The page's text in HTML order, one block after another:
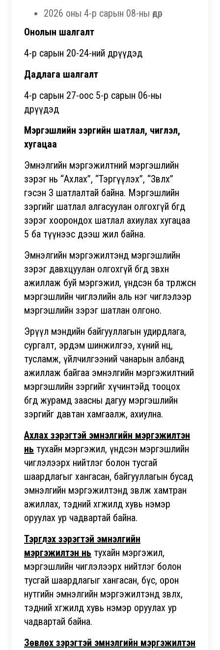
2026 оны 4-р сарын 08-ны өдөр
Онолын шалгалт
4-р сарын 20-24-ний өдрүүдэд
Дадлага шалгалт
4-р сарын 27-оос 5-р сарын 06-ны
өдрүүдэд
Мэргэшлийн зэргийн шатлал, чиглэл,
хугацаа
Эмнэлгийн мэргэжилтний мэргэшлийн
зэрэг нь “Ахлах”, “Тэргүүлэх”, “Зөвлөх”
гэсэн 3 шатлалтай байна. Мэргэшлийн
зэргийг шатлал алгасуулан олгохгүй бөгөөд
зэрэг хоорондох шатлал ахиулах хугацаа
5 ба түүнээс дээш жил байна.
Эмнэлгийн мэргэжилтэнд мэргэшлийн
зэрэг давхцуулан олгохгүй бөгөөд зөвхөн
ажиллаж буй мэргэжил, үндсэн ба төрөлжсөн
мэргэшлийн чиглэлийн аль нэг чиглэлээр
мэргэшлийн зэрэг шатлан олгоно.
Эрүүл мэндийн байгууллагын удирдлага,
сургалт, эрдэм шинжилгээ, хүний нөөц,
тусламж, үйлчилгээний чанарын албанд
ажиллаж байгаа эмнэлгийн мэргэжилтний
мэргэшлийн зэргийг хүчинтэйд тооцох
бөгөөд журамд заасны дагуу мэргэшлийн
зэргийг давтан хамгаалж, ахиулна.
Ахлах зэрэгтэй эмнэлгийн мэргэжилтэн
нь тухайн мэргэжил, үндсэн мэргэшлийн
чиглэлээрх нийтлэг болон тусгай
шаардлагыг хангасан, байгууллагын бусад
эмнэлгийн мэргэжилтэнд зөвлөж хамтран
ажиллах, тэдний хөгжилд хувь нэмэр
оруулах ур чадвартай байна.
Тэргүүлэх зэрэгтэй эмнэлгийн
мэргэжилтэн нь тухайн мэргэжил,
мэргэшлийн чиглэлээрх нийтлэг болон
тусгай шаардлагыг хангасан, бүс, орон
нутгийн эмнэлгийн мэргэжилтэнд зөвлөх,
тэдний хөгжилд хувь нэмэр оруулах ур
чадвартай байна.
Зөвлөх зэрэгтэй эмнэлгийн мэргэжилтэн